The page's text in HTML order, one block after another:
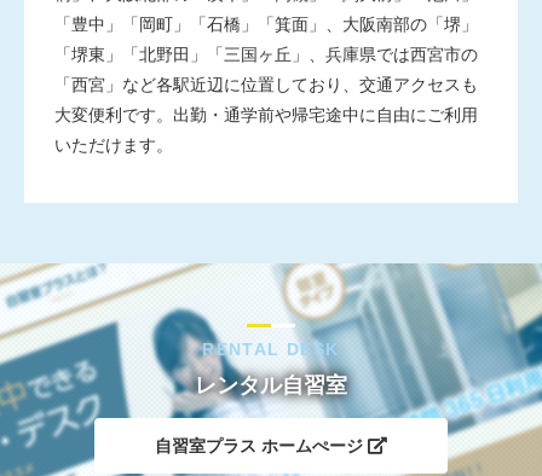
「豊中」「岡町」「石橋」「箕面」、大阪南部の「堺」
「堺東」「北野田」「三国ヶ丘」、兵庫県では西宮市の
「西宮」など各駅近辺に位置しており、交通アクセスも
大変便利です。出勤・通学前や帰宅途中に自由にご利用
いただけます。
RENTAL DESK
レンタル自習室
自習室プラス ホームぺージ